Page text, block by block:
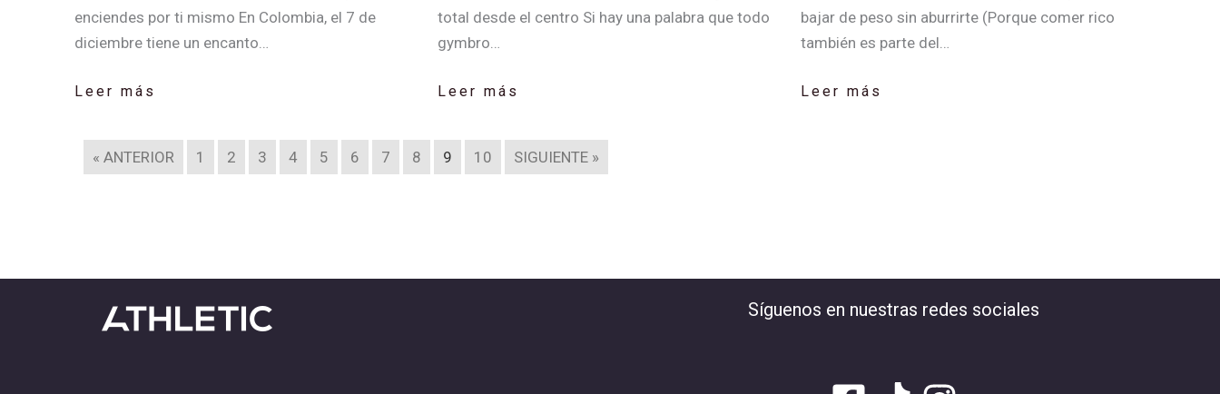
enciendes por ti mismo En Colombia, el 7 de
diciembre tiene un encanto…
Leer más
total desde el centro Si hay una palabra que todo
gymbro…
Leer más
bajar de peso sin aburrirte (Porque comer rico
también es parte del…
Leer más
« ANTERIOR 1 2 3 4 5 6 7 8 9 10 SIGUIENTE »
Síguenos en nuestras redes sociales